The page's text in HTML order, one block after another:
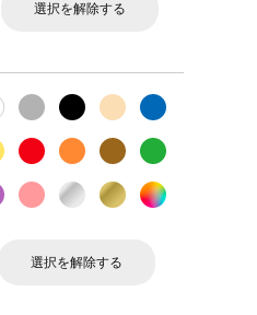
選択を解除する
選択を解除する